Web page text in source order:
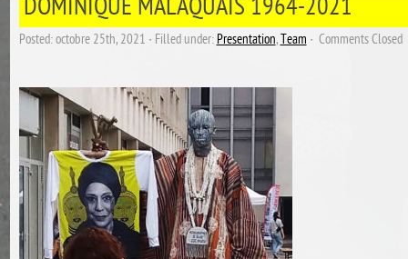
DOMINIQUE MALAQUAIS 1964-2021
Posted: octobre 25th, 2021 ˑ Filled under:Presentation,Teamˑ Comments Closed